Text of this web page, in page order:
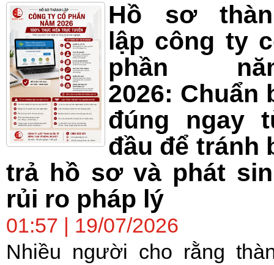
Hồ sơ
lập công ty
phần
2026: Chuẩn
đúng ngay
đầu để tránh
trả hồ sơ và phát
rủi ro pháp lý
01:57 | 19/07/2026
Nhiều người cho rằng